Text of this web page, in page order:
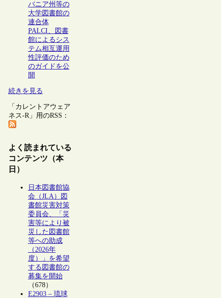
バニア州等の
大学図書館の
連合体
PALCI、図書
館によるシス
テム相互運用
性評価のため
のガイドを公
開
続きを見る
「カレントアウェア
ネス-R」用のRSS：
よく読まれている
コンテンツ（本
日）
日本図書館協
会（JLA）図
書館災害対策
委員会、「災
害等により被
災した図書館
等への助成
（2026年
度）」を希望
する図書館の
募集を開始
（678）
E2903 – 琉球